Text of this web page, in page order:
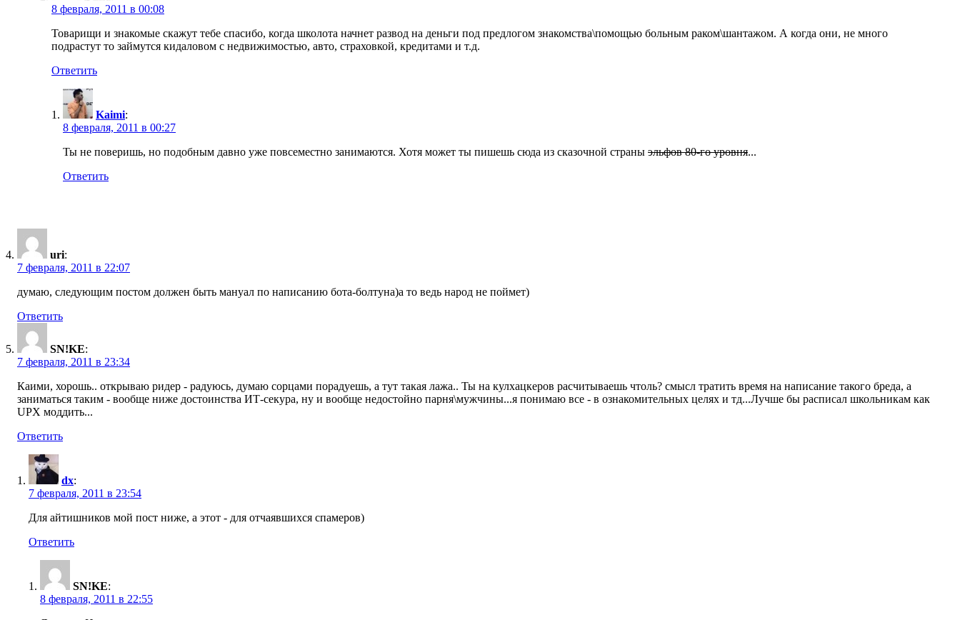
8 февраля, 2011 в 00:08
Товарищи и знакомые скажут тебе спасибо, когда школота начнет развод на деньги под предлогом знакомства\помощью больным раком\шантажом. А когда они, не много
подрастут то займутся кидаловом с недвижимостью, авто, страховкой, кредитами и т.д.
Ответить
Kaimi:
8 февраля, 2011 в 00:27
Ты не поверишь, но подобным давно уже повсеместно занимаются. Хотя может ты пишешь сюда из сказочной страны эльфов 80-го уровня...
Ответить
uri:
7 февраля, 2011 в 22:07
думаю, следующим постом должен быть мануал по написанию бота-болтуна)а то ведь народ не поймет)
Ответить
SN!KE:
7 февраля, 2011 в 23:34
Каими, хорошь.. открываю ридер - радуюсь, думаю сорцами порадуешь, а тут такая лажа.. Ты на кулхацкеров расчитываешь чтоль? смысл тратить время на написание такого бреда, а
заниматься таким - вообще ниже достоинства ИТ-секура, ну и вообще недостойно парня\мужчины...я понимаю все - в ознакомительных целях и тд...Лучше бы расписал школьникам как
UPX моддить...
Ответить
dx:
7 февраля, 2011 в 23:54
Для айтишников мой пост ниже, а этот - для отчаявшихся спамеров)
Ответить
SN!KE:
8 февраля, 2011 в 22:55